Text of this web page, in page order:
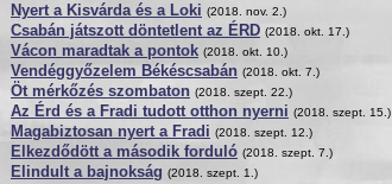
Nyert a Kisvárda és a Loki (2018. nov. 2.)
Csabán játszott döntetlent az ÉRD (2018. okt. 17.)
Vácon maradtak a pontok (2018. okt. 10.)
Vendéggyőzelem Békéscsabán (2018. okt. 7.)
Öt mérkőzés szombaton (2018. szept. 22.)
Az Érd és a Fradi tudott otthon nyerni (2018. szept. 15.)
Magabiztosan nyert a Fradi (2018. szept. 12.)
Elkezdődött a második forduló (2018. szept. 7.)
Elindult a bajnokság (2018. szept. 1.)